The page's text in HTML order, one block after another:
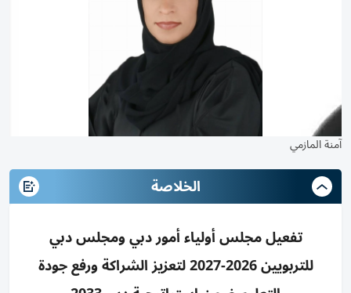
آمنة المازمي
الخلاصة
تفعيل مجلس أولياء أمور دبي ومجلس دبي
للتربويين 2026-2027 لتعزيز الشراكة ورفع جودة